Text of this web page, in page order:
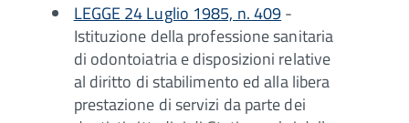
LEGGE 24 Luglio 1985, n. 409-
Istituzione della professione sanitaria
di odontoiatria e disposizioni relative
al diritto di stabilimento ed alla libera
prestazione di servizi da parte dei